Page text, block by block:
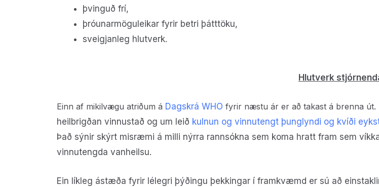
þvinguð frí,
þróunarmöguleikar fyrir betri þátttöku,
sveigjanleg hlutverk.
Hlutverk
Einn af mikilvægu atriðum á Dagskrá WHO fyrir næstu ár er að takast á brenna út.
heilbrigðan vinnustað og um leið kulnun og vinnutengt þunglyndi og kvíði
Það sýnir skýrt misræmi á milli nýrra rannsókna sem koma hratt fram sem
vinnutengda vanheilsu.
Ein líkleg ástæða fyrir lélegri þýðingu þekkingar í framkvæmd er sú að